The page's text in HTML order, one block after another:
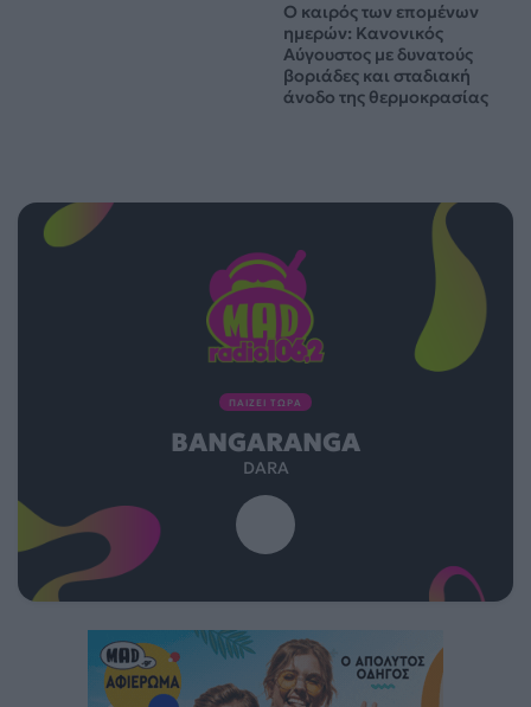
Ο καιρός των επομένων
ημερών: Κανονικός
Αύγουστος με δυνατούς
βοριάδες και σταδιακή
άνοδο της θερμοκρασίας
ΠΑΙΖΕΙ ΤΩΡΑ
BANGARANGA
DARA